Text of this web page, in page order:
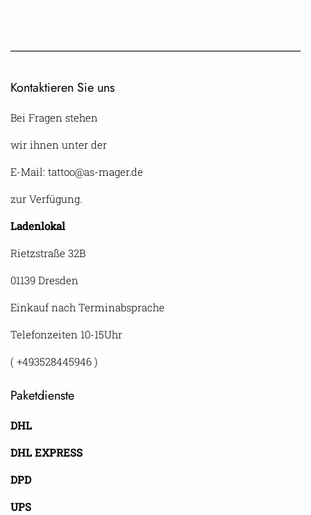
Kontaktieren Sie uns
Bei Fragen stehen
wir ihnen unter der
E-Mail: tattoo@as-mager.de
zur Verfügung.
Ladenlokal
Rietzstraße 32B
01139 Dresden
Einkauf nach Terminabsprache
Telefonzeiten 10-15Uhr
( +493528445946 )
Paketdienste
DHL
DHL EXPRESS
DPD
UPS